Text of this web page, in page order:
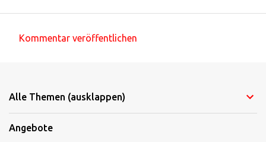
m
n
Kommentar veröffentlichen
Alle Themen (ausklappen)
Angebote